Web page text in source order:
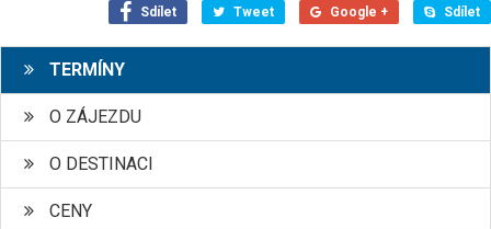
Sdílet Tweet Google + Sdílet
TERMÍNY
O ZÁJEZDU
O DESTINACI
CENY